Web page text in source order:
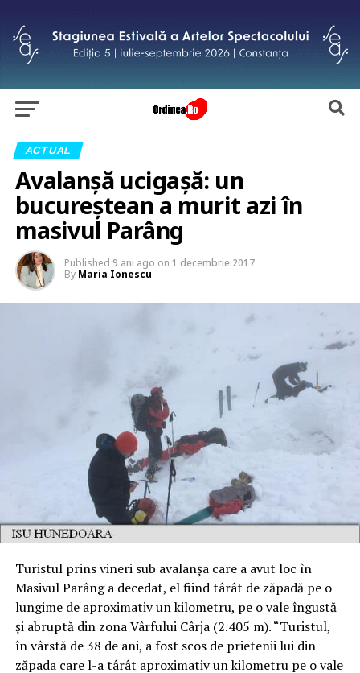
ACTUAL
Avalanșă ucigașă: un
bucureștean a murit azi în
masivul Parâng
Published 9 ani ago on 1 decembrie 2017
By Maria Ionescu
Turistul prins vineri sub avalanșa care a avut loc în
Masivul Parâng a decedat, el fiind târât de zăpadă pe o
lungime de aproximativ un kilometru, pe o vale îngustă
și abruptă din zona Vârfului Cârja (2.405 m). “Turistul,
în vârstă de 38 de ani, a fost scos de prietenii lui din
zăpada care l-a târât aproximativ un kilometru pe o vale